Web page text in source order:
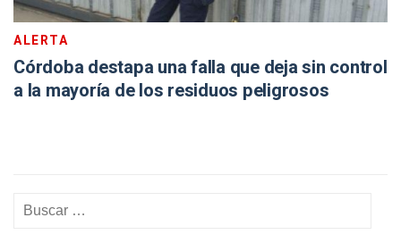
ALERTA
Córdoba destapa una falla que deja sin control
a la mayoría de los residuos peligrosos